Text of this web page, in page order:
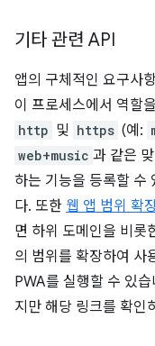
기타 관련 API
앱의 구체적인 요구사
이 프로세스에서 역할
http 및 https (예:
web+music 과 같은
하는 기능을 등록할 수
다. 또한 웹 앱 범위 확
면 하위 도메인을 비롯
의 범위를 확장하여 사
PWA를 실행할 수 있
지만 해당 링크를 확인